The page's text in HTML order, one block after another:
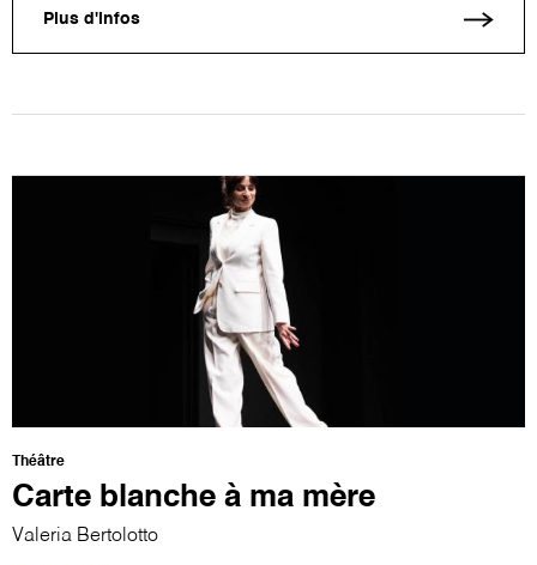
Plus d'infos
Théâtre
Carte blanche à ma mère
Valeria Bertolotto